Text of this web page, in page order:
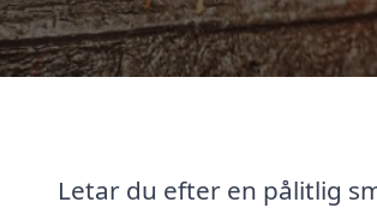
Letar du efter en pålitlig